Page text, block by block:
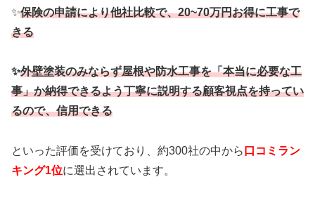
✨保険の申請により他社比較で、20~70万円お得に工事で
きる
✨外壁塗装のみならず屋根や防水工事を「本当に必要な工
事」か納得できるよう丁寧に説明する顧客視点を持ってい
るので、信用できる
といった評価を受けており、約300社の中から 口コミラン
キング1位に選出されています。